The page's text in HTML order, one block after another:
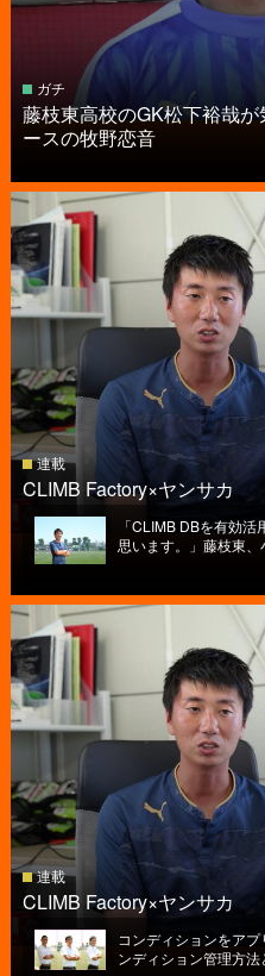
ガチ
藤枝東高校のGK松下裕哉
ースの牧野恋音
連載
CLIMB Factory×ヤンサカ
「CLIMB DBを有効
思います。」藤枝東、
連載
CLIMB Factory×ヤンサカ
コンディションをア
ンディション管理方法